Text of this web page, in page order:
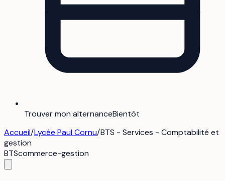
Trouver mon alternanceBientôt
Accueil/Lycée Paul Cornu/BTS - Services - Comptabilité et
gestion
BTScommerce-gestion